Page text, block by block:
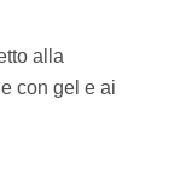
alla
con gel e ai